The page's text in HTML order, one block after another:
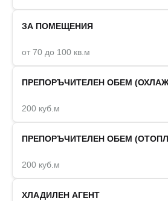
ЗА ПОМЕЩЕНИЯ
от 70 до 100 кв.м
ПРЕПОРЪЧИТЕЛЕН ОБЕМ
200 куб.м
ПРЕПОРЪЧИТЕЛЕН ОБЕМ
200 куб.м
ХЛАДИЛЕН АГЕНТ